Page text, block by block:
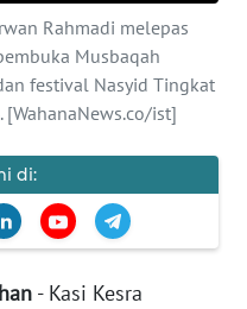
Rahmadi melepas
Musbaqah
festival Nasyid Tingkat
ist]
di:
- Kasi Kesra